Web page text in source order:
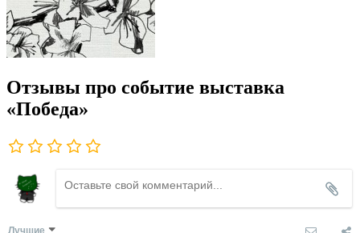
Отзывы про событие выставка
«Победа»